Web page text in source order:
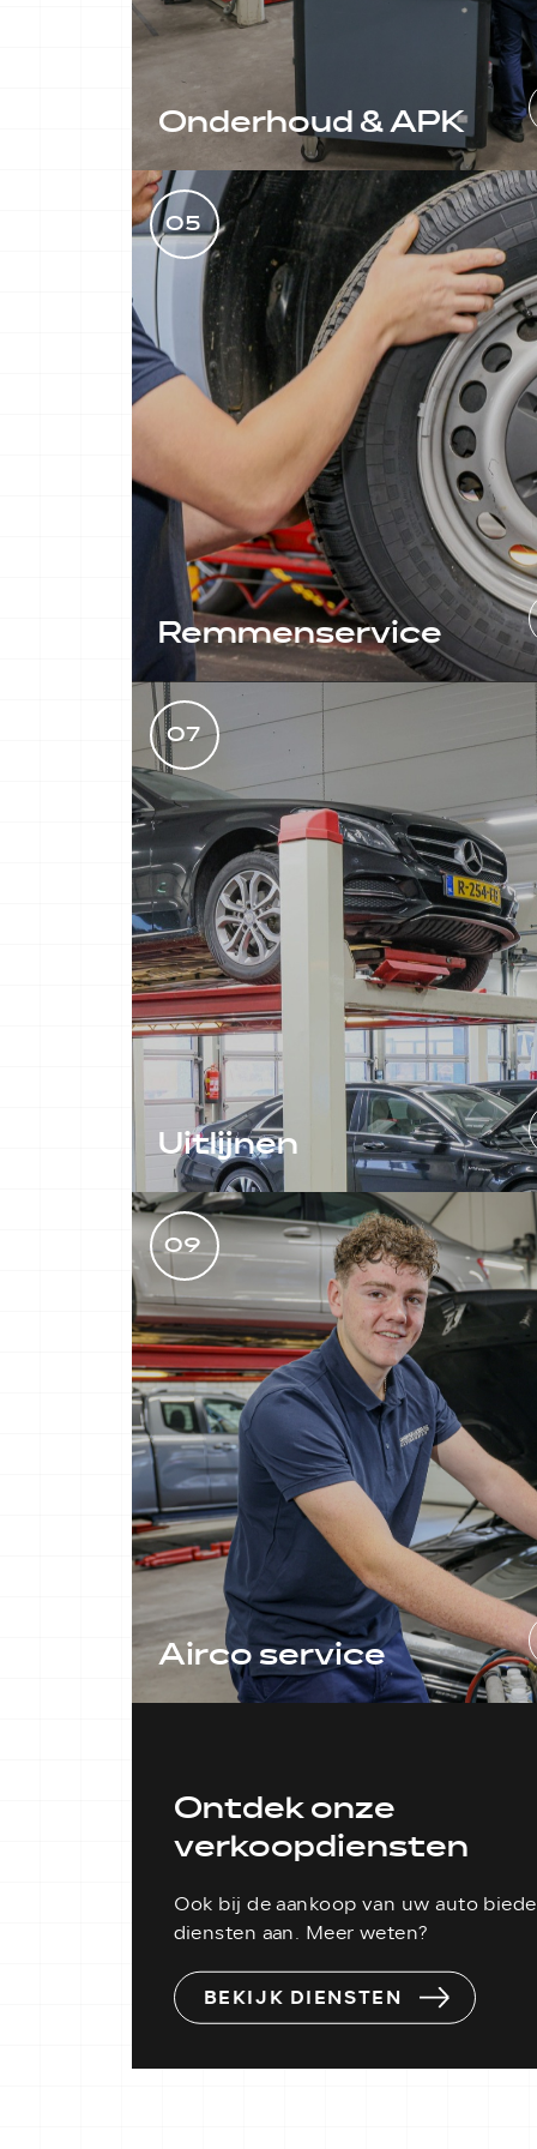
Onderhoud & APK
Bij Autobedrijf Jansen in Balkbrug
bent u aan het juiste adres voor
een betrouwbare APK-keuring en
professioneel auto-onderhoud.
LEES MEER
05
Remmenservice
Remmenservice omvat het
controleren, onderhouden en
indien nodig repareren van
remmen in uw voertuig.
LEES MEER
07
Uitlijnen
Een goede uitlijning van uw auto is
essentieel voor een optimale
wegligging.
LEES MEER
09
Airco service
Houd uw airco in topconditie in
airconditioning uit te laten voeren.
LEES MEER
Ontdek onze
verkoopdiensten
Ook bij de aankoop van uw auto
diensten aan. Meer weten?
BEKIJK DIENSTEN